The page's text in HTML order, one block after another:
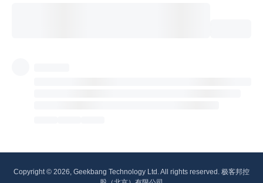
Copyright © 2026, Geekbang Technology Ltd. All rights reserved. 极客邦控